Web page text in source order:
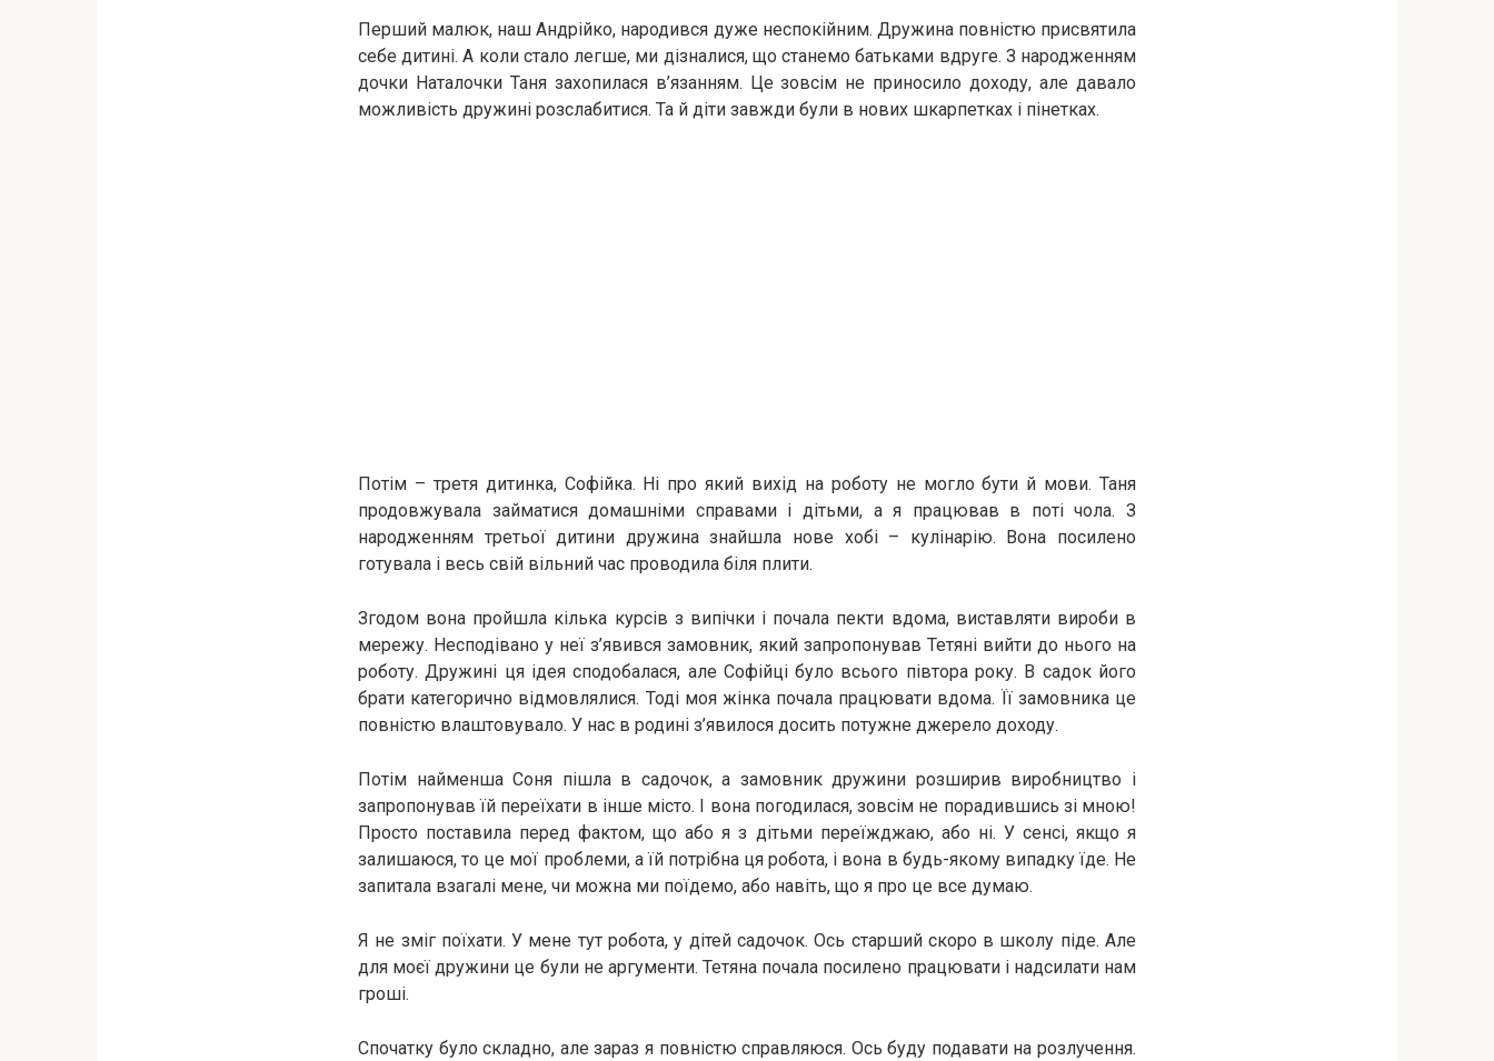
Перший малюк, наш Андрійко, народився дуже неспокійним. Дружина повністю присвятила
себе дитині. А коли стало легше, ми дізналися, що станемо батьками вдруге. З народженням
дочки Наталочки Таня захопилася в’язанням. Це зовсім не приносило доходу, але давало
можливість дружині розслабитися. Та й діти завжди були в нових шкарпетках і пінетках.
Потім – третя дитинка, Софійка. Ні про який вихід на роботу не могло бути й мови. Таня
продовжувала займатися домашніми справами і дітьми, а я працював в поті чола. З
народженням третьої дитини дружина знайшла нове хобі – кулінарію. Вона посилено
готувала і весь свій вільний час проводила біля плити.
Згодом вона пройшла кілька курсів з випічки і почала пекти вдома, виставляти вироби в
мережу. Несподівано у неї з’явився замовник, який запропонував Тетяні вийти до нього на
роботу. Дружині ця ідея сподобалася, але Софійці було всього півтора року. В садок його
брати категорично відмовлялися. Тоді моя жінка почала працювати вдома. Її замовника це
повністю влаштовувало. У нас в родині з’явилося досить потужне джерело доходу.
Потім найменша Соня пішла в садочок, а замовник дружини розширив виробництво і
запропонував їй переїхати в інше місто. І вона погодилася, зовсім не порадившись зі мною!
Просто поставила перед фактом, що або я з дітьми переїжджаю, або ні. У сенсі, якщо я
залишаюся, то це мої проблеми, а їй потрібна ця робота, і вона в будь-якому випадку їде. Не
запитала взагалі мене, чи можна ми поїдемо, або навіть, що я про це все думаю.
Я не зміг поїхати. У мене тут робота, у дітей садочок. Ось старший скоро в школу піде. Але
для моєї дружини це були не аргументи. Тетяна почала посилено працювати і надсилати нам
гроші.
Спочатку було складно, але зараз я повністю справляюся. Ось буду подавати на розлучення.